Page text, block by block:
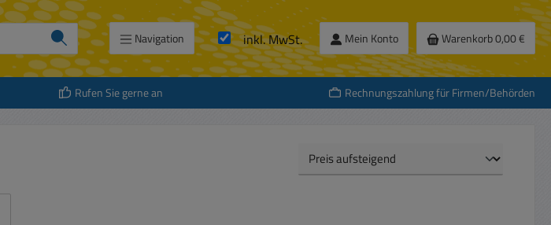
Navigation inkl. MwSt. Mein Konto Warenkorb0,00 €
Rufen Sie gerne an Rechnungszahlung für Firmen/Behörden